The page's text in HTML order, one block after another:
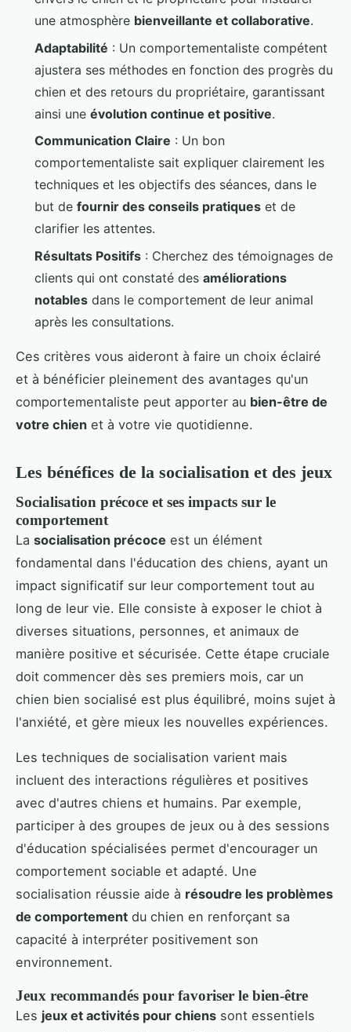
une atmosphère bienveillante et collaborative.
Adaptabilité : Un comportementaliste compétent
ajustera ses méthodes en fonction des progrès du
chien et des retours du propriétaire, garantissant
ainsi une évolution continue et positive.
Communication Claire : Un bon
comportementaliste sait expliquer clairement les
techniques et les objectifs des séances, dans le
but de fournir des conseils pratiques et de
clarifier les attentes.
Résultats Positifs : Cherchez des témoignages de
clients qui ont constaté des améliorations
notables dans le comportement de leur animal
après les consultations.
Ces critères vous aideront à faire un choix éclairé
et à bénéficier pleinement des avantages qu'un
comportementaliste peut apporter au bien-être de
votre chien et à votre vie quotidienne.
Les bénéfices de la socialisation et des jeux
Socialisation précoce et ses impacts sur le
comportement
La socialisation précoce est un élément
fondamental dans l'éducation des chiens, ayant un
impact significatif sur leur comportement tout au
long de leur vie. Elle consiste à exposer le chiot à
diverses situations, personnes, et animaux de
manière positive et sécurisée. Cette étape cruciale
doit commencer dès ses premiers mois, car un
chien bien socialisé est plus équilibré, moins sujet à
l'anxiété, et gère mieux les nouvelles expériences.
Les techniques de socialisation varient mais
incluent des interactions régulières et positives
avec d'autres chiens et humains. Par exemple,
participer à des groupes de jeux ou à des sessions
d'éducation spécialisées permet d'encourager un
comportement sociable et adapté. Une
socialisation réussie aide à résoudre les problèmes
de comportement du chien en renforçant sa
capacité à interpréter positivement son
environnement.
Jeux recommandés pour favoriser le bien-être
Les jeux et activités pour chiens sont essentiels